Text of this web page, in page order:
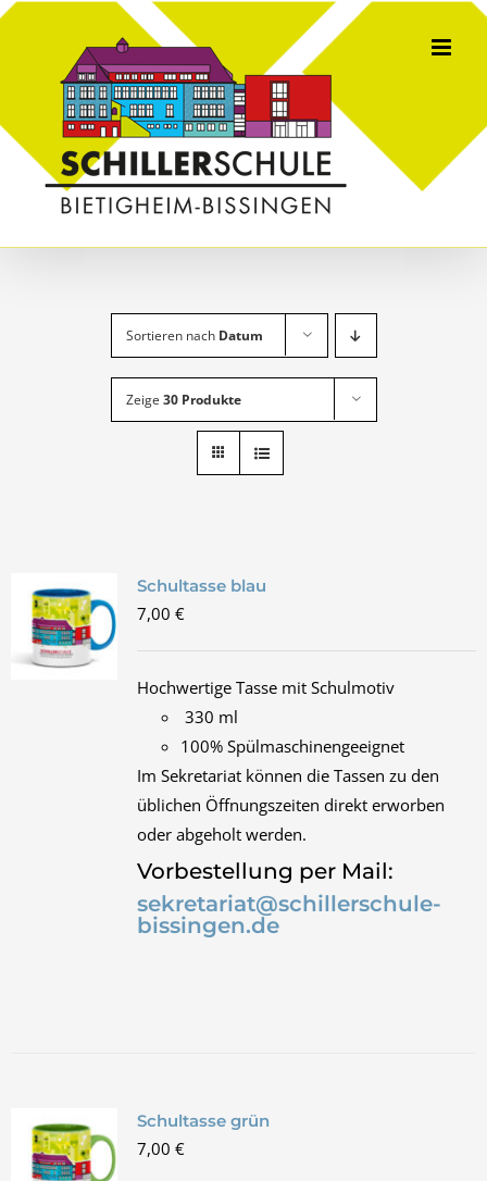
Skip
Sortieren nach Datum
Zeige 30 Produkte
Schultasse blau
7,00 €
Hochwertige Tasse mit Schulmotiv
330 ml
100% Spülmaschinengeeignet
Im Sekretariat können die Tassen zu den
üblichen Öffnungszeiten direkt erworben
oder abgeholt werden.
Vorbestellung per Mail:
sekretariat@schillerschule-
bissingen.de
Schultasse grün
7,00 €